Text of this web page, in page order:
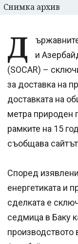
Снимка архив
Д
и
(SOCAR) –
за доставка на
доставката на
метра природен
рамките на 15
съобщава
Според
енергетиката и
сделката е
седмица в Баку
производството